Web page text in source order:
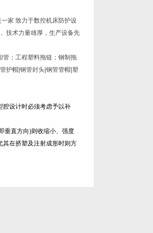
家 致力于数控机床防护设
技术力量雄厚，生产设备先
管；工程塑料拖链；钢制拖
护帽|钢管封头|钢管管帽|塑
腔设计时必须考虑予以补
垂直方向)则收缩小、强度
其在挤塑及注射成形时则方